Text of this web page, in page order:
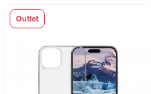
Outlet